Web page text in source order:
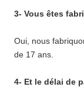
3- Vous êtes
Oui, nous
de 17 ans.
4- Et le délai de